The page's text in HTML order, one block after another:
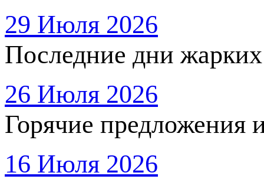
29 Июля 2026
Последние дни
26 Июля 2026
Горячие предложения
16 Июля 2026